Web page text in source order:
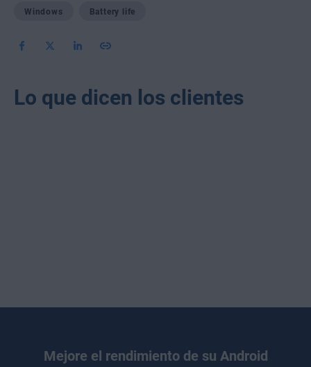
Windows Battery life
Lo que dicen los clientes
Mejore el rendimiento de su Android